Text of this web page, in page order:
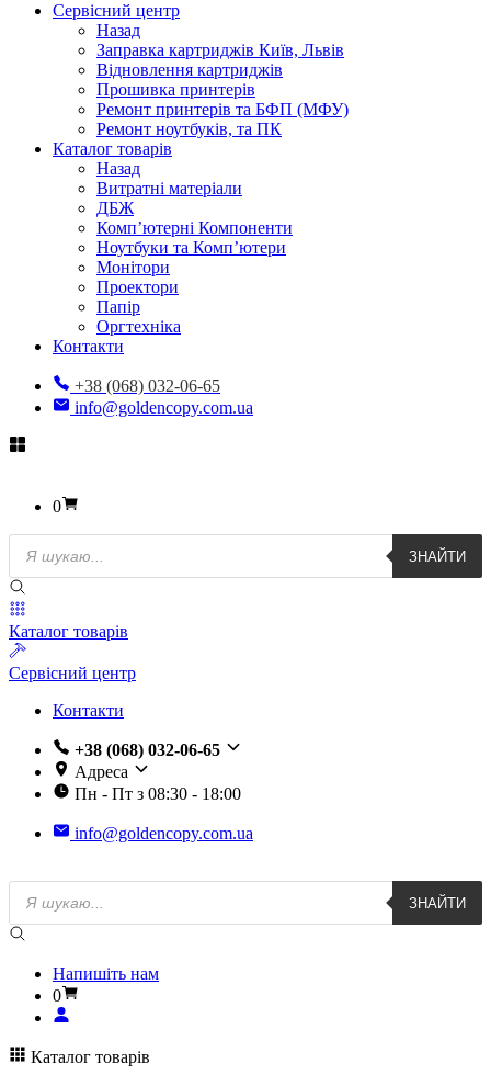
Сервісний центр
Назад
Заправка картриджів Київ, Львів
Відновлення картриджів
Прошивка принтерів
Ремонт принтерів та БФП (МФУ)
Ремонт ноутбуків, та ПК
Каталог товарів
Назад
Витратні матеріали
ДБЖ
Комп’ютерні Компоненти
Ноутбуки та Комп’ютери
Монітори
Проектори
Папір
Оргтехніка
Контакти
+38 (068) 032-06-65
info@goldencopy.com.ua
0
Пошук
товарів
ЗНАЙТИ
Каталог товарів
Сервісний центр
Контакти
+38 (068) 032-06-65
Адреса
Пн - Пт з 08:30 - 18:00
info@goldencopy.com.ua
Пошук
товарів
ЗНАЙТИ
Напишіть нам
0
Каталог товарів